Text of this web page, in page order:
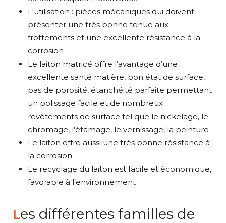
L'utilisation : pièces mécaniques qui doivent
présenter une très bonne tenue aux
frottements et une excellente résistance à la
corrosion
Le laiton matricé offre l’avantage d’une
excellente santé matière, bon état de surface,
pas de porosité, étanchéité parfaite permettant
un polissage facile et de nombreux
revêtements de surface tel que le nickelage, le
chromage, l’étamage, le vernissage, la peinture
Le laiton offre aussi une très bonne résistance à
la corrosion
Le recyclage du laiton est facile et économique,
favorable à l’environnement
Les différentes familles de